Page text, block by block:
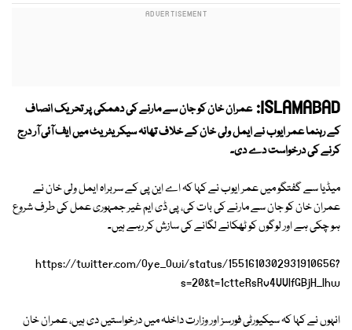
ISLAMABAD: عمران خان کو جان سے مارنے کی دھمکی پر تحریک انصاف
کے رہنما عمر ایوب نے ایمل ولی خان کے خلاف تھانہ سیکریٹریٹ میں ایف آئی آر درج
کرنے کی درخواست دے دی۔
میڈیا سے گفتگو میں عمر ایوب نے کہا کہ اے این پی کے سربراہ ایمل ولی خان نے
عمران خان کو جان سے مارنے کی بات کی، پی ڈی ایم غیر جمہوری عمل کی طرف شروع
ہو چکی ہے اور لوگوں کو ٹھکانے لگانے کی سازش کر رہے ہیں۔
https://twitter.com/Oye_Owi/status/1551610302931910656?
s=20&t=1ctteRsRv4VVlfGBjH_lhw
انہوں نے کہا کہ سیکیورٹی فورسز اور وزارت داخلہ میں درخواستیں دی ہیں، عمران خان